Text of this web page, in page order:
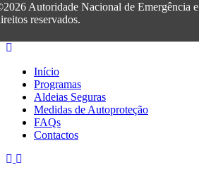
Autoridade Nacional de Emergência
reservados.
Início
Programas
Aldeias Seguras
Medidas de Autoproteção
FAQs
Contactos